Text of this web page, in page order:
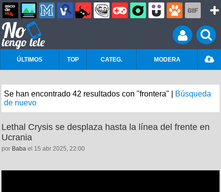
ÚLTIMOS TOP CATEG. MODERA
Se han encontrado 42 resultados con "frontera" |
Búsqueda
de nuevo
Lethal Crysis se desplaza hasta la línea del frente en
Ucrania
por Baba el 15 abr 2025, 22:00